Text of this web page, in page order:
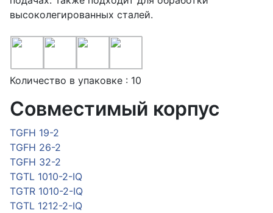
высоколегированных сталей.
Количество в упаковке : 10
Совместимый корпус
TGFH 19-2
TGFH 26-2
TGFH 32-2
TGTL 1010-2-IQ
TGTR 1010-2-IQ
TGTL 1212-2-IQ